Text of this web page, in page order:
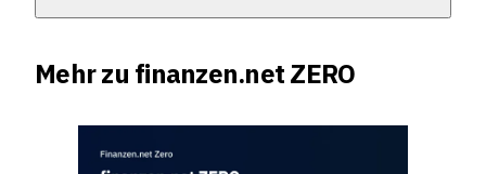
Mehr zu finanzen.net ZERO